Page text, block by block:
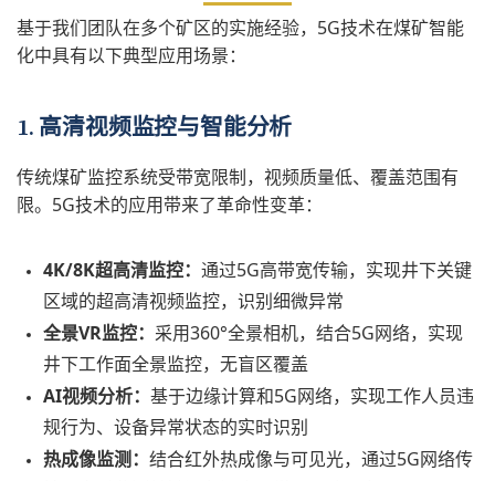
基于我们团队在多个矿区的实施经验，5G技术在煤矿智能
化中具有以下典型应用场景：
1. 高清视频监控与智能分析
传统煤矿监控系统受带宽限制，视频质量低、覆盖范围有
限。5G技术的应用带来了革命性变革：
4K/8K超高清监控： 通过5G高带宽传输，实现井下关键
区域的超高清视频监控，识别细微异常
全景VR监控： 采用360°全景相机，结合5G网络，实现
井下工作面全景监控，无盲区覆盖
AI视频分析： 基于边缘计算和5G网络，实现工作人员违
规行为、设备异常状态的实时识别
热成像监测： 结合红外热成像与可见光，通过5G网络传